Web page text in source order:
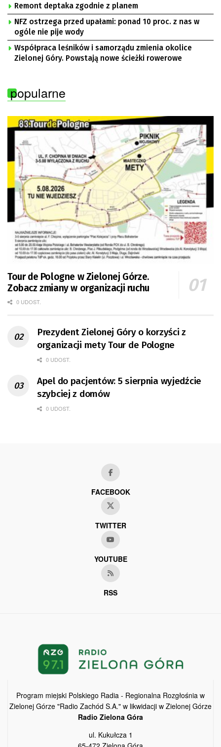
Remont deptaka zgodnie z planem
NFZ ostrzega przed upałami: ponad 10 proc. z nas w
ogóle nie pije wody
Współpraca leśników i samorządu zmienia okolice
Zielonej Góry. Powstają nowe ścieżki rowerowe
popularne
Tour de Pologne w Zielonej Górze.
Zobacz zmiany w organizacji ruchu
0 UDOST.
Prezydent Zielonej Góry o korzyści z
organizacji mety Tour de Pologne
0 UDOST.
Apel do pacjentów: 5 sierpnia wyjedźcie
szybciej z domów
0 UDOST.
FACEBOOK
TWITTER
YOUTUBE
RSS
Program miejski Polskiego Radia - Regionalna Rozgłośnia w
Zielonej Górze "Radio Zachód S.A." w likwidacji w Zielonej Górze
Radio Zielona Góra
ul. Kukułcza 1